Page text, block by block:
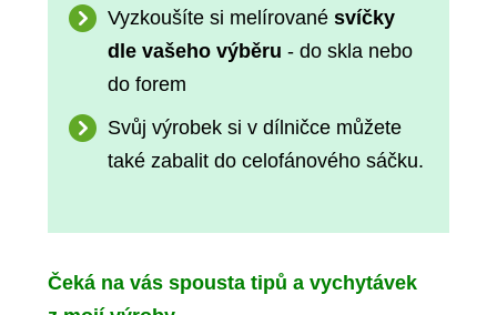
Vyzkoušíte si melírovanésvíčky
dle vašeho výběru - do skla nebo
do forem
Svůj výrobek si v dílničce můžete
také zabalit do celofánového sáčku.
Čeká na vás spousta tipů a vychytávek